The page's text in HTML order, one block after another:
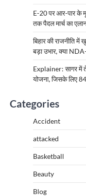
E-20 पर आर-पार के
तक पैदल मार्च का
बिहार की राजनीति
बड़ा उभार, क्या
Explainer: सागर में
योजना, जिसके लिए
Categories
Accident
attacked
Basketball
Beauty
Blog